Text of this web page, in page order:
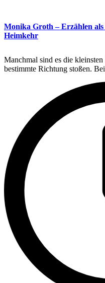
Monika Groth – Erzählen
Heimkehr
Manchmal sind es die
bestimmte Richtung stoßen.